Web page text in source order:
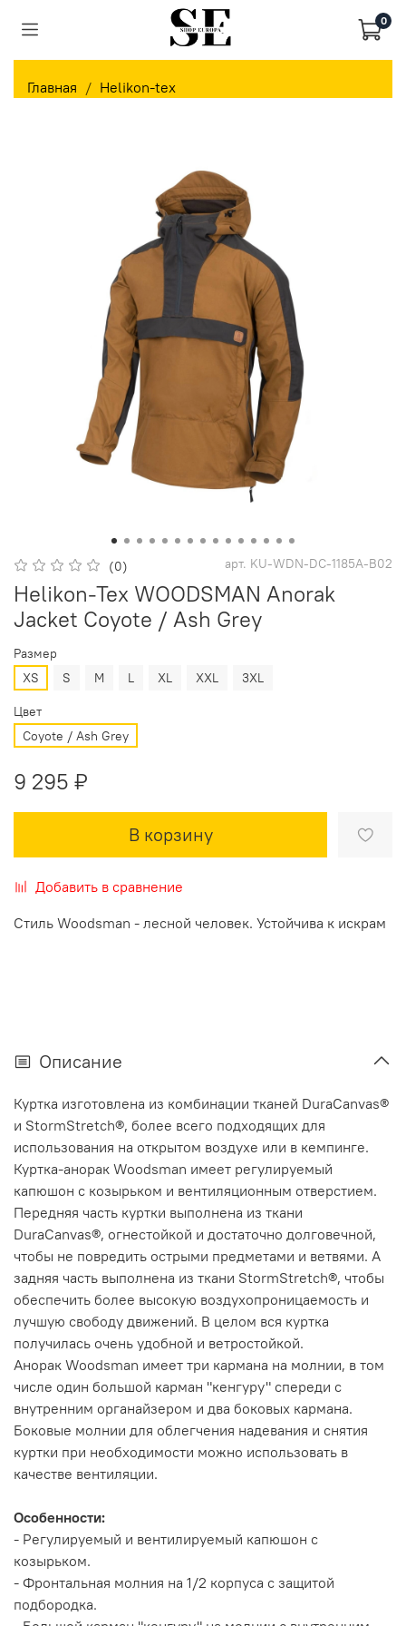
0
Главная Helikon-tex
(0) арт. KU-WDN-DC-1185A-B02
Helikon-Tex WOODSMAN Anorak
Jacket Coyote / Ash Grey
Размер
XS
S M L XL XXL 3XL
Цвет
Coyote / Ash Grey
9 295 ₽
В корзину
Добавить в сравнение
Стиль Woodsman - лесной человек. Устойчива к искрам
Описание
Куртка изготовлена из комбинации тканей DuraCanvas®
и StormStretch®, более всего подходящих для
использования на открытом воздухе или в кемпинге.
Куртка-анорак Woodsman имеет регулируемый
капюшон с козырьком и вентиляционным отверстием.
Передняя часть куртки выполнена из ткани
DuraCanvas®, огнестойкой и достаточно долговечной,
чтобы не повредить острыми предметами и ветвями. А
задняя часть выполнена из ткани StormStretch®, чтобы
обеспечить более высокую воздухопроницаемость и
лучшую свободу движений. В целом вся куртка
получилась очень удобной и ветростойкой.
Анорак Woodsman имеет три кармана на молнии, в том
числе один большой карман "кенгуру" спереди с
внутренним органайзером и два боковых кармана.
Боковые молнии для облегчения надевания и снятия
куртки при необходимости можно использовать в
качестве вентиляции.
Особенности:
- Регулируемый и вентилируемый капюшон с
козырьком.
- Фронтальная молния на 1/2 корпуса с защитой
подбородка.